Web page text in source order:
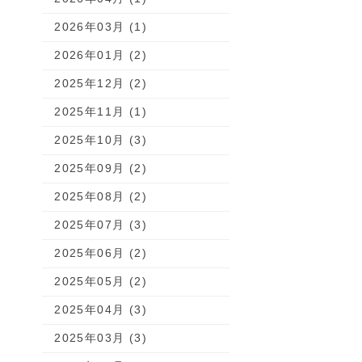
2026年03月 (1)
2026年01月 (2)
2025年12月 (2)
2025年11月 (1)
2025年10月 (3)
2025年09月 (2)
2025年08月 (2)
2025年07月 (3)
2025年06月 (2)
2025年05月 (2)
2025年04月 (3)
2025年03月 (3)